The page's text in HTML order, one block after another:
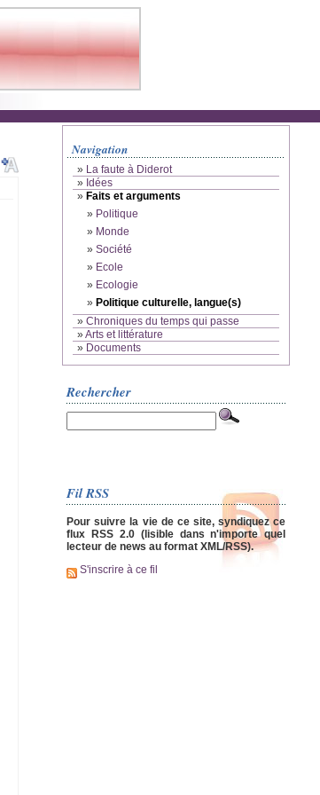
Navigation
» La faute à Diderot
» Idées
» Faits et arguments
» Politique
» Monde
» Société
» Ecole
» Ecologie
» Politique culturelle, langue(s)
» Chroniques du temps qui passe
»Arts et littérature
» Documents
Rechercher
Fil RSS
Pour suivre la vie de ce site, syndiquez ce
flux RSS 2.0 (lisible dans n'importe quel
lecteur de news au format XML/RSS).
S'inscrire à ce fil